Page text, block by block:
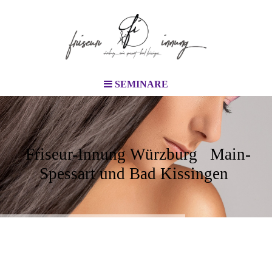
SEMINARE
Friseur-Innung Würzburg Main-
Spessart und Bad Kissingen